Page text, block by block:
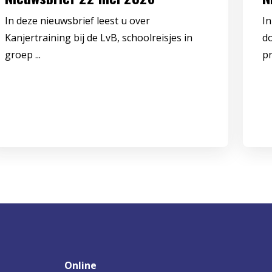
In deze nieuwsbrief leest u over
Kanjertraining bij de LvB, schoolreisjes in
groep ...
Online